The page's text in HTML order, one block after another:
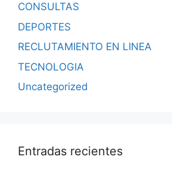
CONSULTAS
DEPORTES
RECLUTAMIENTO EN LINEA
TECNOLOGIA
Uncategorized
Entradas recientes